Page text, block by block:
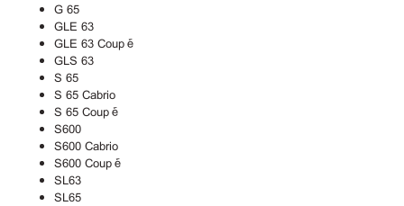
G 65
GLE 63
GLE 63 Coupé
GLS 63
S 65
S 65 Cabrio
S 65 Coupé
S600
S600 Cabrio
S600 Coupé
SL63
SL65